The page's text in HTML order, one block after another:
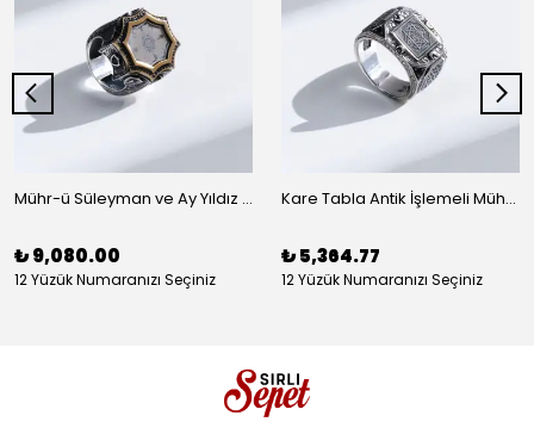
Mühr-ü Süleyman ve Ay Yıldız Detaylı Kalemkar Gümüş Yüzük
₺ 9,080.00
12 Yüzük Numaranızı Seçiniz
Kare Tabla Antik İşlemeli Mühr-ü Süleyman Gümüş Yüzük
₺ 5,364.77
12 Yüzük Numaranızı Seçiniz